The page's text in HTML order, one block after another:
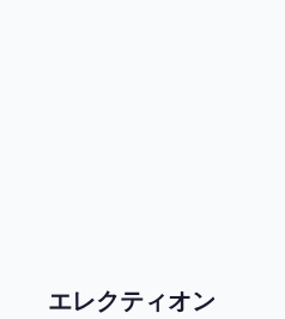
エレクティオン